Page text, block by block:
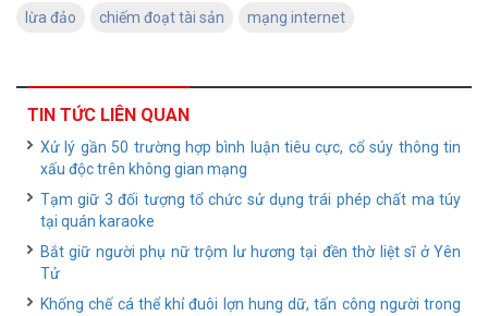
lừa đảo chiếm đoạt tài sản mạng internet
TIN TỨC LIÊN QUAN
Xử lý gần 50 trường hợp bình luận tiêu cực, cổ súy thông tin
xấu độc trên không gian mạng
Tạm giữ 3 đối tượng tổ chức sử dụng trái phép chất ma túy
tại quán karaoke
Bắt giữ người phụ nữ trộm lư hương tại đền thờ liệt sĩ ở Yên
Tử
Khống chế cá thể khỉ đuôi lợn hung dữ, tấn công người trong